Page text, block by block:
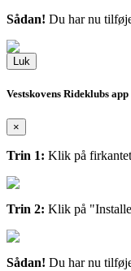
Sådan! Du har nu
Luk
Vestskovens Rideklubs app
×
Trin 1: Klik på
Trin 2: Klik på
Sådan! Du har nu